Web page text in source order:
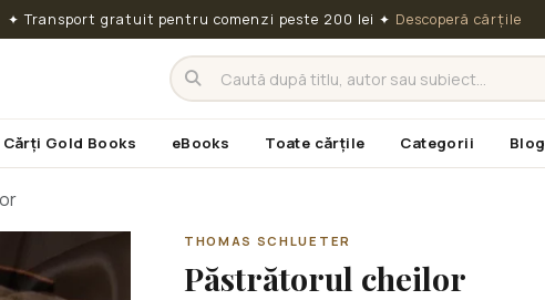
✦ Transport gratuit pentru comenzi peste 200 lei ✦ Descoperă cărțile
Cărți Gold Books eBooks Toate cărțile Categorii Blog
THOMAS SCHLUETER
Păstrătorul cheilor